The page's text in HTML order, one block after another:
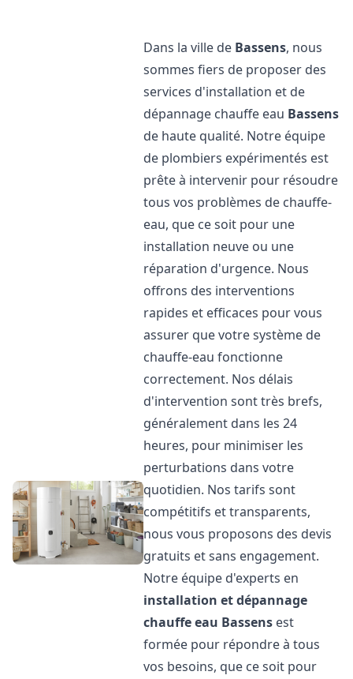
Dans la ville de Bassens, nous
sommes fiers de proposer des
services d'installation et de
dépannage chauffe eau Bassens
de haute qualité. Notre équipe
de plombiers expérimentés est
prête à intervenir pour résoudre
tous vos problèmes de chauffe-
eau, que ce soit pour une
installation neuve ou une
réparation d'urgence. Nous
offrons des interventions
rapides et efficaces pour vous
assurer que votre système de
chauffe-eau fonctionne
correctement. Nos délais
d'intervention sont très brefs,
généralement dans les 24
heures, pour minimiser les
perturbations dans votre
quotidien. Nos tarifs sont
compétitifs et transparents,
nous vous proposons des devis
gratuits et sans engagement.
Notre équipe d'experts en
installation et dépannage
chauffe eau Bassens est
formée pour répondre à tous
vos besoins, que ce soit pour